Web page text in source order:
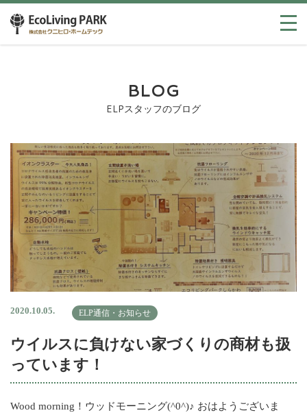
BLOG
ELPスタッフのブログ
2020.10.05. ELP通信・お知らせ
ウイルスに負けない家づくりの商材も扱
っています！
Wood morning！ウッドモーニング(^0^)♪ おはようございま